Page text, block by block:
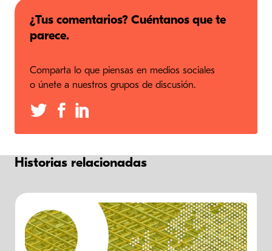
¿Tus comentarios? Cuéntanos que te
parece.
Comparta lo que piensas en medios sociales
o únete a nuestros grupos de discusión.
Historias relacionadas